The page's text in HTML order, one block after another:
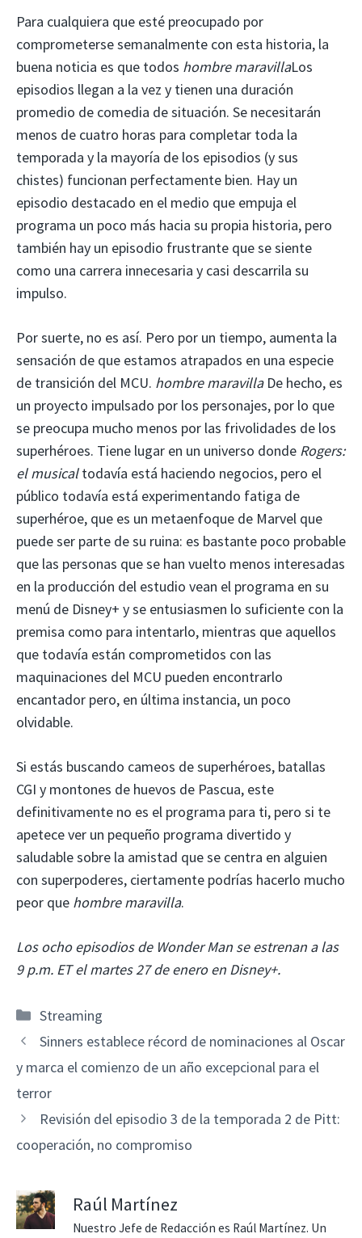
Para cualquiera que esté preocupado por
comprometerse semanalmente con esta historia, la
buena noticia es que todos hombre maravillaLos
episodios llegan a la vez y tienen una duración
promedio de comedia de situación. Se necesitarán
menos de cuatro horas para completar toda la
temporada y la mayoría de los episodios (y sus
chistes) funcionan perfectamente bien. Hay un
episodio destacado en el medio que empuja el
programa un poco más hacia su propia historia, pero
también hay un episodio frustrante que se siente
como una carrera innecesaria y casi descarrila su
impulso.
Por suerte, no es así. Pero por un tiempo, aumenta la
sensación de que estamos atrapados en una especie
de transición del MCU. hombre maravillaDe hecho, es
un proyecto impulsado por los personajes, por lo que
se preocupa mucho menos por las frivolidades de los
superhéroes. Tiene lugar en un universo donde Rogers:
el musicaltodavía está haciendo negocios, pero el
público todavía está experimentando fatiga de
superhéroe, que es un metaenfoque de Marvel que
puede ser parte de su ruina: es bastante poco probable
que las personas que se han vuelto menos interesadas
en la producción del estudio vean el programa en su
menú de Disney+ y se entusiasmen lo suficiente con la
premisa como para intentarlo, mientras que aquellos
que todavía están comprometidos con las
maquinaciones del MCU pueden encontrarlo
encantador pero, en última instancia, un poco
olvidable.
Si estás buscando cameos de superhéroes, batallas
CGI y montones de huevos de Pascua, este
definitivamente no es el programa para ti, pero si te
apetece ver un pequeño programa divertido y
saludable sobre la amistad que se centra en alguien
con superpoderes, ciertamente podrías hacerlo mucho
peor que hombre maravilla.
Los ocho episodios de Wonder Man se estrenan a las
9 p.m. ET el martes 27 de enero en Disney+.
Categorías
Streaming
Sinners establece récord de nominaciones al Oscar
y marca el comienzo de un año excepcional para el
terror
Revisión del episodio 3 de la temporada 2 de Pitt:
cooperación, no compromiso
Raúl Martínez
Nuestro Jefe de Redacción es Raúl Martínez. Un